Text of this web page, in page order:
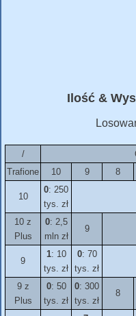
Ilość &
/
Trafione
10 9 8
10
0: 250
tys. zł
10 z
Plus
0: 2,5
mln zł
9
9
1: 10
tys. zł
0: 70
tys. zł
9 z
Plus
0: 50
tys. zł
0: 300
tys. zł
8